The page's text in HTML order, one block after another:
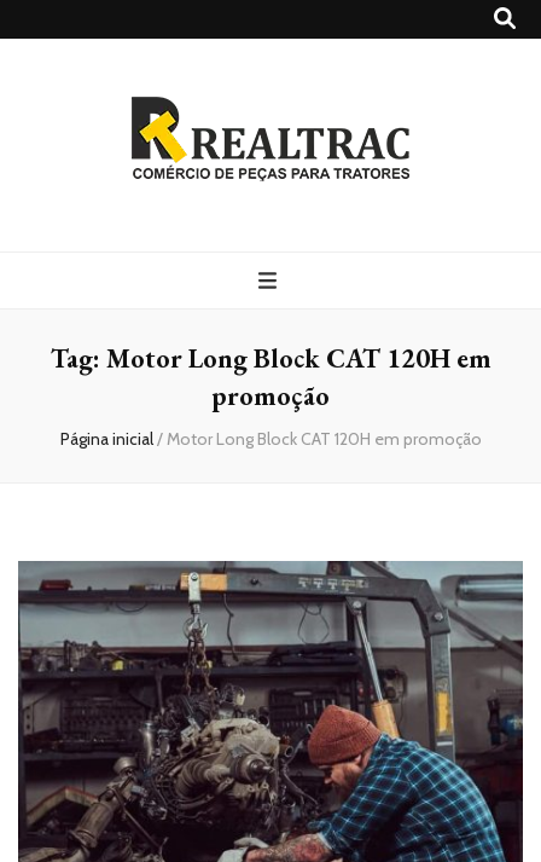
Tag: Motor Long Block CAT 120H em
promoção
Página inicial/Motor Long Block CAT 120H em promoção